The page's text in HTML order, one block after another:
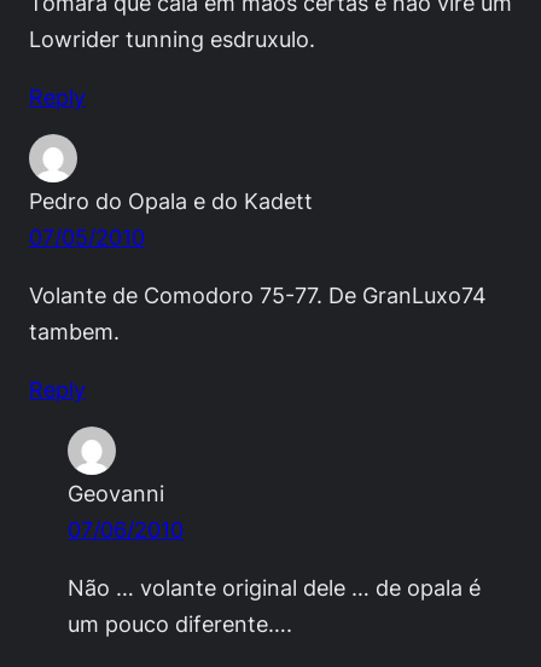
Lowrider tunning esdruxulo.
Reply
Pedro do Opala e do Kadett
07/05/2010
Volante de Comodoro 75-77. De GranLuxo74
tambem.
Reply
Geovanni
07/06/2010
Não … volante original dele … de opala é
um pouco diferente….